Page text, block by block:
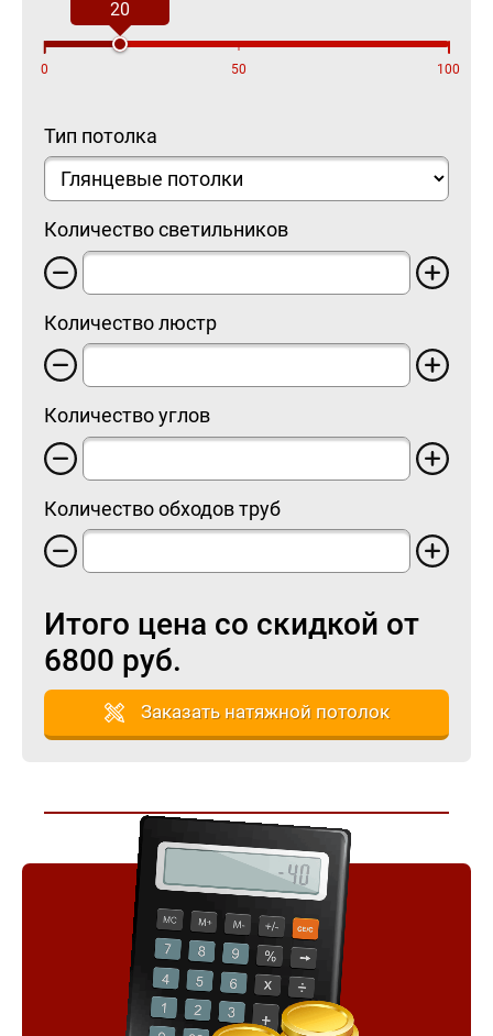
20
0 50 100
Тип потолка
Количество светильников
Количество люстр
Количество углов
Количество обходов труб
Итого цена со скидкой от
6800 руб.
Заказать натяжной потолок